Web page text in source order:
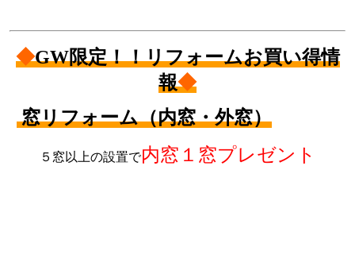
◆GW限定！！リフォームお買い得情
報◆
窓リフォーム（内窓・外窓）
５窓以上の設置で内窓１窓プレゼント